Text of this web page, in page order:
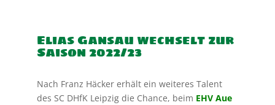
Elias Gansau wechselt zur
Saison 2022/23
Nach Franz Häcker erhält ein weiteres Talent
des SC DHfK Leipzig die Chance, beim EHV Aue